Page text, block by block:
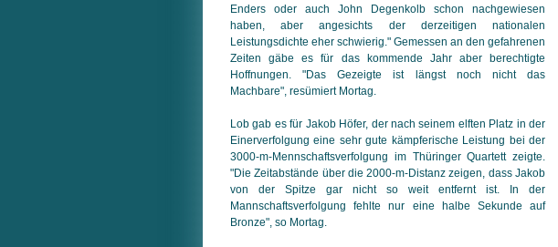
Enders oder auch John Degenkolb schon nachgewiesen
haben, aber angesichts der derzeitigen nationalen
Leistungsdichte eher schwierig." Gemessen an den gefahrenen
Zeiten gäbe es für das kommende Jahr aber berechtigte
Hoffnungen. "Das Gezeigte ist längst noch nicht das
Machbare", resümiert Mortag.
Lob gab es für Jakob Höfer, der nach seinem elften Platz in der
Einerverfolgung eine sehr gute kämpferische Leistung bei der
3000-m-Mennschaftsverfolgung im Thüringer Quartett zeigte.
"Die Zeitabstände über die 2000-m-Distanz zeigen, dass Jakob
von der Spitze gar nicht so weit entfernt ist. In der
Mannschaftsverfolgung fehlte nur eine halbe Sekunde auf
Bronze", so Mortag.